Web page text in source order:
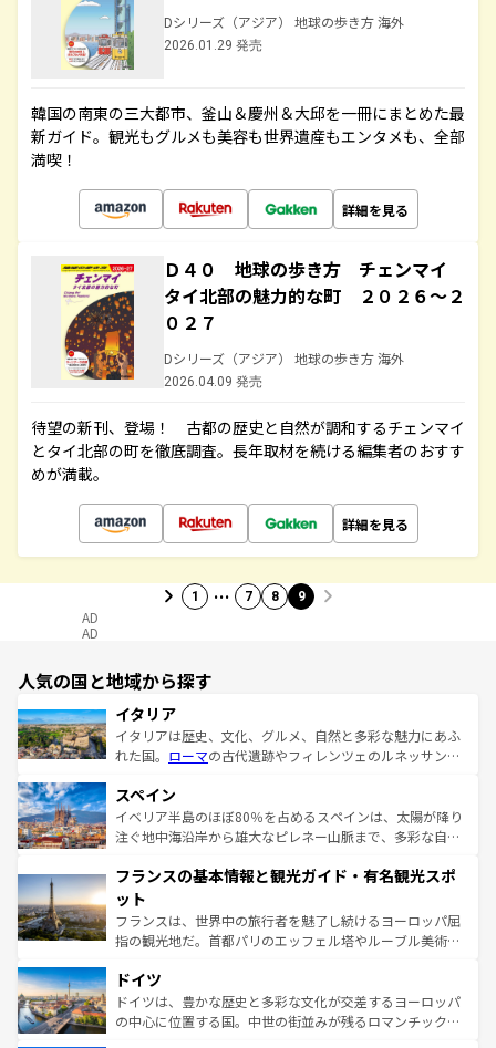
Dシリーズ（アジア） 地球の歩き方 海外
2026.01.29 発売
韓国の南東の三大都市、釜山＆慶州＆大邱を一冊にまとめた最
新ガイド。観光もグルメも美容も世界遺産もエンタメも、全部
満喫！
詳細を見る
Ｄ４０ 地球の歩き方 チェンマイ
タイ北部の魅力的な町 ２０２６～２
０２７
Dシリーズ（アジア） 地球の歩き方 海外
2026.04.09 発売
待望の新刊、登場！ 古都の歴史と自然が調和するチェンマイ
とタイ北部の町を徹底調査。長年取材を続ける編集者のおすす
めが満載。
詳細を見る
1 … 7 8 9
AD
AD
人気の国と地域から探す
イタリア
イタリアは歴史、文化、グルメ、自然と多彩な魅力にあふ
れた国。 ローマの古代遺跡やフィレンツェのルネッサンス
ろん、トスカーナの美しい田園風景やアマルフィ海岸の絶
景など、自然景観も見逃せない。観光の合間には、本場の
ピザやパスタなど、絶品のイタリア料理を堪能することも
ませてくれるイタリアで、忘れられない旅をしてみよう！
なお、新着のイタリア情報は
しい。
スペイン
イベリア半島のほぼ80％を占めるスペインは、太陽が降り
注ぐ地中海沿岸から雄大なピレネー山脈まで、多彩な自然
文化が根付くこの国では、情熱的なフラメンコ、熱気あふ
れる闘牛、そして美味しいタパスが生活の一部となってい
る。首都マドリードの洗練された雰囲気や、バルセロナの
アートに溢れた街角から、地方では古代ローマ遺跡や中世
せる。地方によって風土や気候が異なるスペインはその個
性で訪れる人を魅了する。 なお、新着のスペイン情報は コ
ンテンツ一覧を参照してほしい。
フランスの基本情報と観光ガイド・有名観光スポ
ット
フランスは、世界中の旅行者を魅了し続けるヨーロッパ屈
指の観光地だ。首都パリのエッフェル塔やルーブル美術館
で、幅広い魅力が詰まっている。華麗な宮殿、歴史的な大
聖堂、美しいビーチ、そして豊かな自然が、訪れる者を心
から魅了する。また、フランスは美食の国としても知ら
ドイツ
ドイツは、豊かな歴史と多彩な文化が交差するヨーロッパ
の中心に位置する国。中世の街並みが残るロマンチック街